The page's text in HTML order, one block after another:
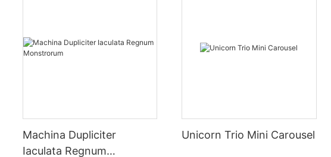
Machina Dupliciter
Iaculata Regnum
Unicorn Trio Mini Carousel